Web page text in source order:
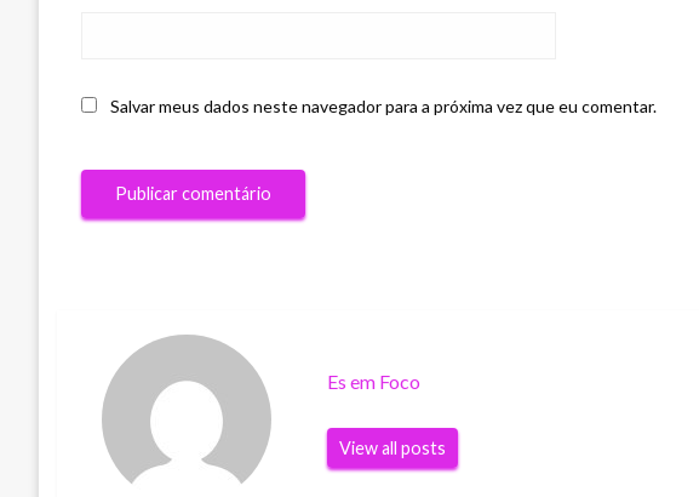
Salvar meus dados neste navegador para a próxima vez que eu comentar.
Es em Foco
View all posts